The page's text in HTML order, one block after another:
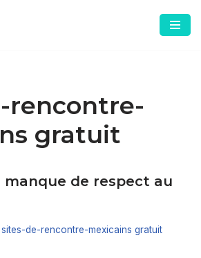
rencontre-
gratuit
manque de respect au
sites-de-rencontre-mexicains gratuit